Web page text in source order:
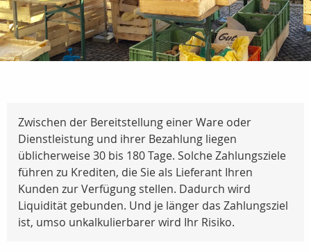
Zwischen der Bereitstellung einer Ware oder
Dienstleistung und ihrer Bezahlung liegen
üblicherweise 30 bis 180 Tage. Solche Zahlungsziele
führen zu Krediten, die Sie als Lieferant Ihren
Kunden zur Verfügung stellen. Dadurch wird
Liquidität gebunden. Und je länger das Zahlungsziel
ist, umso unkalkulierbarer wird Ihr Risiko.